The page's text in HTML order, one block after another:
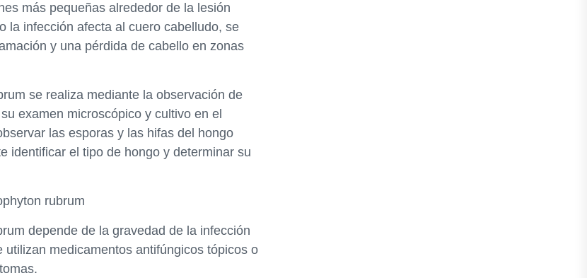
más pequeñas alrededor de la lesión
la infección afecta al cuero cabelludo, se
y una pérdida de cabello en zonas
se realiza mediante la observación de
examen microscópico y cultivo en el
las esporas y las hifas del hongo
identificar el tipo de hongo y determinar su
rubrum
depende de la gravedad de la infección
medicamentos antifúngicos tópicos o